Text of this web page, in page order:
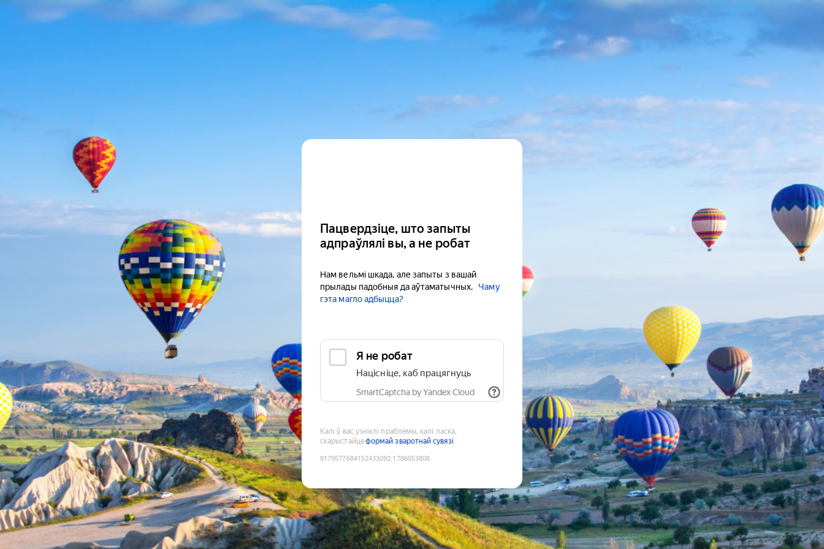
Пацвердзіце, што запыты
адпраўлялі вы, а не робат
Нам вельмі шкада, але запыты з вашай
прылады падобныя да аўтаматычных.
Чаму
гэта магло адбыцца?
Я не робат
Націсніце, каб працягнуць
SmartCaptcha by Yandex Cloud
Калі ў вас узніклі праблемы, калі ласка,
скарыстайцеформай зваротнай сувязі
9179577684152433092:1786053808